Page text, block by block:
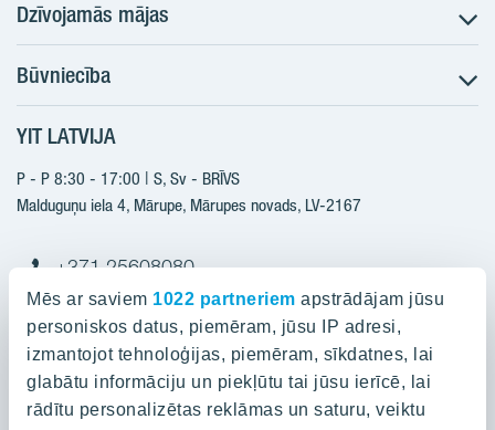
Mēs ar saviem 1022 partneriem apstrādājam jūsu
personiskos datus, piemēram, jūsu IP adresi,
izmantojot tehnoloģijas, piemēram, sīkdatnes, lai
glabātu informāciju un piekļūtu tai jūsu ierīcē, lai
rādītu personalizētas reklāmas un saturu, veiktu
Dzīvojamās mājas
Meklēt dzīvokli
Nākotnes projekti
Pārdošanas informācija
YIT Plus
Kontakti
Būvniecība
Būvniecība
Jaunie projekti
Realizētie projekti
YIT LATVIJA
P - P 8:30 - 17:00 | S, Sv - BRĪVS
Malduguņu iela 4, Mārupe, Mārupes novads, LV-2167
+371 25608080
yitmajas@yit.lv
Projekti